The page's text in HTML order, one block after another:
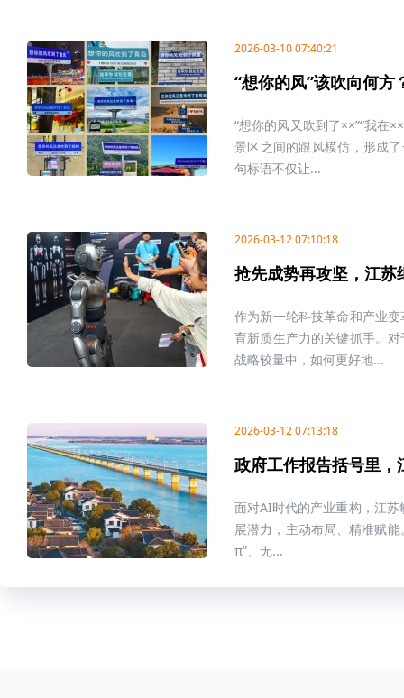
2026-03-10 07:40:21
“想你的风”该吹向何方
“想你的风又吹到了××”“我在
景区之间的跟风模仿，形成
句标语不仅让...
2026-03-12 07:10:18
抢先成势再攻坚，江苏
作为新一轮科技革命和产业
育新质生产力的关键抓手。
战略较量中，如何更好地...
2026-03-12 07:13:18
政府工作报告括号里，
面对AI时代的产业重构，江苏
展潜力，主动布局、精准赋能
π”、无...